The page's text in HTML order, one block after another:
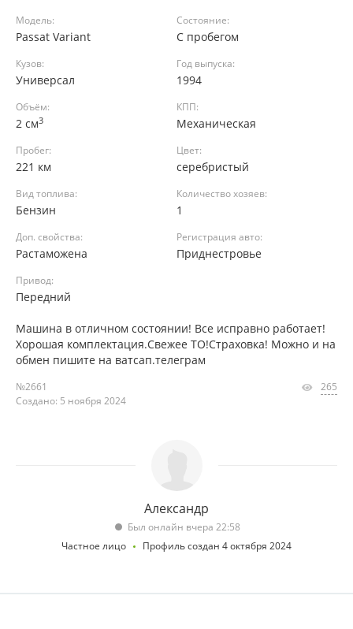
Модель:
Passat Variant
Состояние:
С пробегом
Кузов:
Универсал
Год выпуска:
1994
Объём:
2 см3
КПП:
Механическая
Пробег:
221 км
Цвет:
серебристый
Вид топлива:
Бензин
Количество хозяев:
1
Доп. свойства:
Растаможена
Регистрация авто:
Приднестровье
Привод:
Передний
Машина в отличном состоянии! Все исправно работает!
Хорошая комплектация.Свежее ТО!Страховка! Можно и на
обмен пишите на ватсап.телеграм
№2661
Создано: 5 ноября 2024
265
Александр
Был онлайн вчера 22:58
Частное лицо
Профиль создан 4 октября 2024